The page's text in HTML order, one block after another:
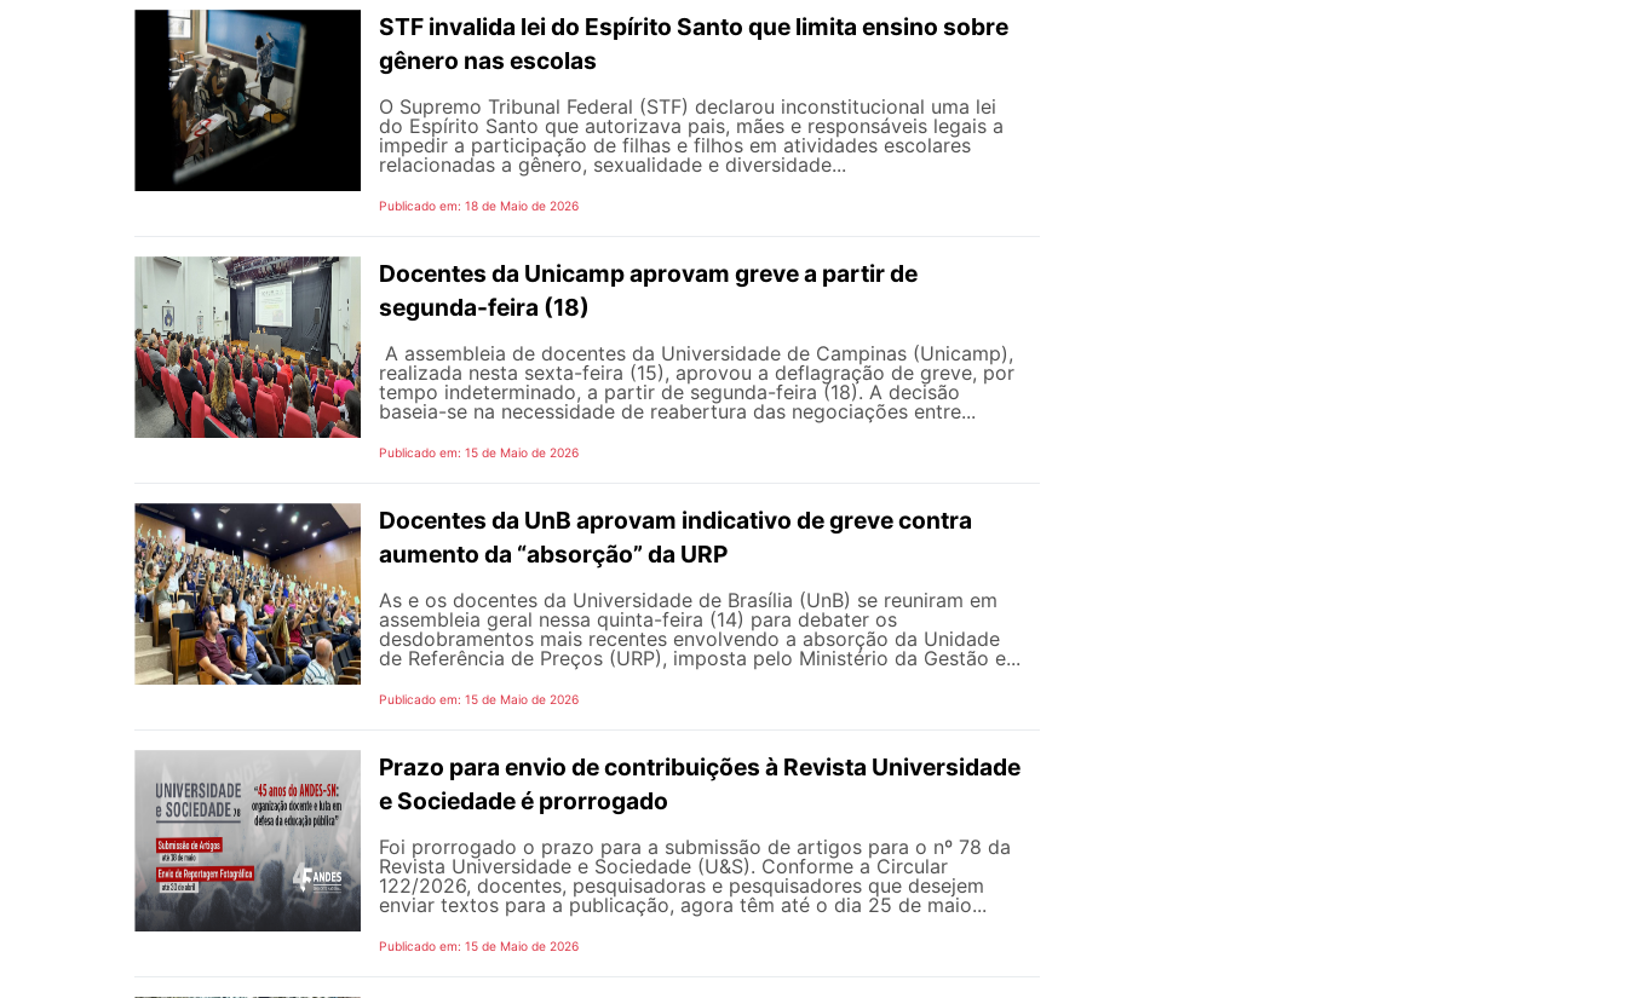
STF invalida lei do Espírito Santo que limita ensino sobre
gênero nas escolas
O Supremo Tribunal Federal (STF) declarou inconstitucional uma lei
do Espírito Santo que autorizava pais, mães e responsáveis legais ​​a
impedir a participação de filhas e filhos em atividades escolares
relacionadas a gênero, sexualidade e diversidade...
Publicado em: 18 de Maio de 2026
Docentes da Unicamp aprovam greve a partir de
segunda-feira (18)
A assembleia de docentes da Universidade de Campinas (Unicamp),
realizada nesta sexta-feira (15), aprovou a deflagração de greve, por
tempo indeterminado, a partir de segunda-feira (18). A decisão
baseia-se na necessidade de reabertura das negociações entre...
Publicado em: 15 de Maio de 2026
Docentes da UnB aprovam indicativo de greve contra
aumento da “absorção” da URP
As e os docentes da Universidade de Brasília (UnB) se reuniram em
assembleia geral nessa quinta-feira (14) para debater os
desdobramentos mais recentes envolvendo a absorção da Unidade
de Referência de Preços (URP), imposta pelo Ministério da Gestão e...
Publicado em: 15 de Maio de 2026
Prazo para envio de contribuições à Revista Universidade
e Sociedade é prorrogado
Foi prorrogado o prazo para a submissão de artigos para o nº 78 da
Revista Universidade e Sociedade (U&S). Conforme a Circular
122/2026, docentes, pesquisadoras e pesquisadores que desejem
enviar textos para a publicação, agora têm até o dia 25 de maio...
Publicado em: 15 de Maio de 2026